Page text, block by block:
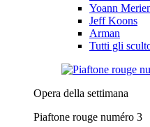
Yoann
Jeff Koons
Arman
Tutti gli
Opera della settimana
Piaftone rouge numéro 3